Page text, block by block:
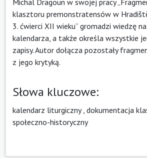
klasztoru premonstratensów w
3. ćwierci XII wieku” gromadzi wiedzę
kalendarza, a także określa wszystkie
zapisy. Autor dołącza pozostały
z jego krytyką.
Słowa kluczowe:
kalendarz liturgiczny, dokumentacja
społeczno-historyczny